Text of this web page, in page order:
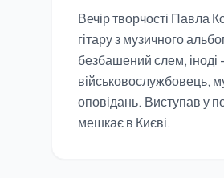
Вечір творчості Павла
гітару з музичного
безбашений слем,
військовослужбовець,
оповідань. Виступав у
мешкає в Києві.